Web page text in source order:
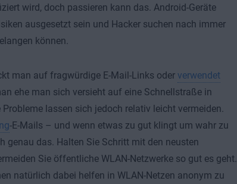
wird, doch passieren kann das. Android-Geräte
ausgesetzt sein und Hacker suchen nach immer
können.
man auf fragwürdige E-Mail-Links oder verwendet
ehe man sich versieht auf eine Schnellstraße in
lassen sich jedoch relativ leicht vermeiden.
-E-Mails – und wenn etwas zu gut klingt um wahr zu
genau das. Halten Sie Schritt mit den neusten
Sie öffentliche WLAN-Netzwerke so gut es geht.
natürlich dabei helfen in WLAN-Netzen anonym zu